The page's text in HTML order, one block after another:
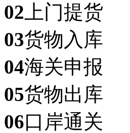
02 上门提货
03货物入库
04海关申报
05货物出库
06口岸通关